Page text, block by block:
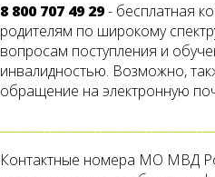
8 800 707 49 29- бесплатная
родителям по широкому
вопросам поступления и
инвалидностью. Возможно,
обращение на электронную
Контактные номера МО МВД